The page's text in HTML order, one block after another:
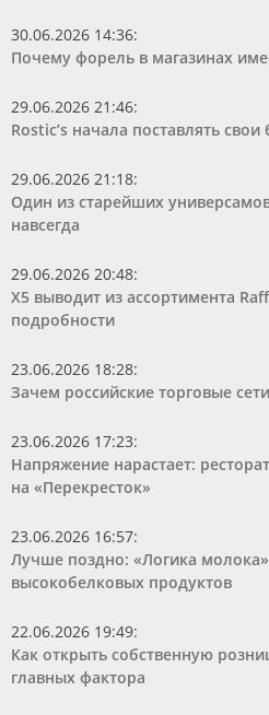
30.06.2026 14:36:
Почему форель в магазинах
29.06.2026 21:46:
Rostic’s начала поставлять
29.06.2026 21:18:
Один из старейших
навсегда
29.06.2026 20:48:
Х5 выводит из ассортимента
подробности
23.06.2026 18:28:
Зачем российские торговые
23.06.2026 17:23:
Напряжение нарастает:
на «Перекресток»
23.06.2026 16:57:
Лучше поздно: «Логика
высокобелковых продуктов
22.06.2026 19:49:
Как открыть собственную
главных фактора